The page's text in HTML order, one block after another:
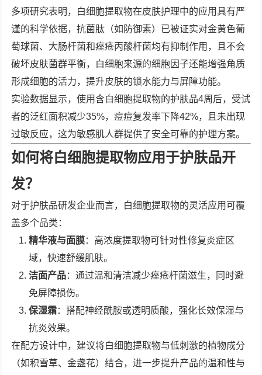
多项研究表明，白细胞提取物在皮肤护理中的应用具有严
谨的科学依据，抗菌肽（如防御素）已被证实对金黄色葡
萄球菌、大肠杆菌和痤疮丙酸杆菌均有抑制作用，且不会
破坏皮肤菌群平衡，白细胞来源的细胞因子还能增强角质
形成细胞的活力，提升皮肤的锁水能力与屏障功能。
实验数据显示，使用含白细胞提取物的护肤品4周后，受试
者的泛红面积减少35%，痘痘复发率下降42%，且未出现
过敏反应，这为敏感肌人群提供了安全可靠的护理方案。
如何将白细胞提取物应用于护肤品开
发？
对于护肤品研发企业而言，白细胞提取物的灵活应用可覆
盖多个品类：
精华液与面膜：高浓度提取物可针对性修复炎症区
域，快速舒缓肌肤。
洁面产品：通过温和清洁减少痤疮杆菌滋生，同时避
免屏障损伤。
保湿霜：搭配神经酰胺或透明质酸，强化长效保湿与
抗炎效果。
在配方设计中，建议将白细胞提取物与低刺激的植物成分
（如积雪草、金盏花）结合，进一步提升产品的温和性与